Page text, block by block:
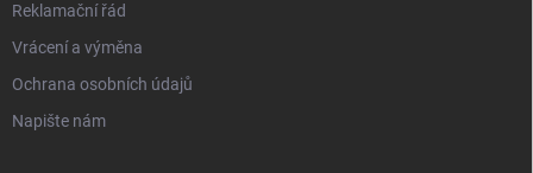
Reklamační řád
Vrácení a výměna
Ochrana osobních údajů
Napište nám